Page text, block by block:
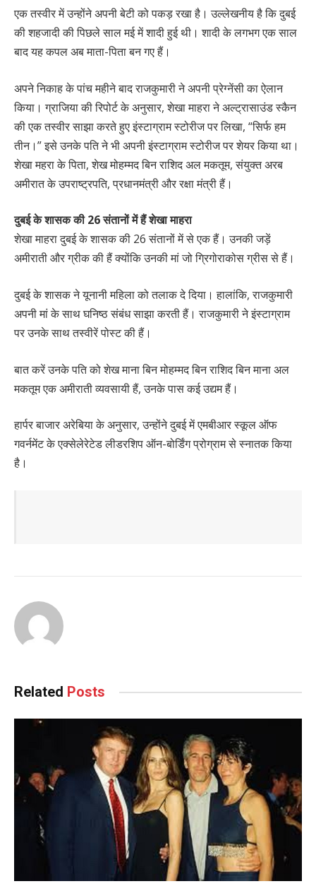
एक तस्वीर में उन्होंने अपनी बेटी को पकड़ रखा है। उल्लेखनीय है कि दुबई
की शहजादी की पिछले साल मई में शादी हुई थी। शादी के लगभग एक साल
बाद यह कपल अब माता-पिता बन गए हैं।
अपने निकाह के पांच महीने बाद राजकुमारी ने अपनी प्रेग्नेंसी का ऐलान
किया। ग्राजिया की रिपोर्ट के अनुसार, शेखा माहरा ने अल्ट्रासाउंड स्कैन
की एक तस्वीर साझा करते हुए इंस्टाग्राम स्टोरीज पर लिखा, “सिर्फ हम
तीन।” इसे उनके पति ने भी अपनी इंस्टाग्राम स्टोरीज पर शेयर किया था।
शेखा महरा के पिता, शेख मोहम्मद बिन राशिद अल मकतूम, संयुक्त अरब
अमीरात के उपराष्ट्रपति, प्रधानमंत्री और रक्षा मंत्री हैं।
दुबई के शासक की 26 संतानों में हैं शेखा माहरा
शेखा माहरा दुबई के शासक की 26 संतानों में से एक हैं। उनकी जड़ें
अमीराती और ग्रीक की हैं क्योंकि उनकी मां जो ग्रिगोराकोस ग्रीस से हैं।
दुबई के शासक ने यूनानी महिला को तलाक दे दिया। हालांकि, राजकुमारी
अपनी मां के साथ घनिष्ठ संबंध साझा करती हैं। राजकुमारी ने इंस्टाग्राम
पर उनके साथ तस्वीरें पोस्ट की हैं।
बात करें उनके पति को शेख माना बिन मोहम्मद बिन राशिद बिन माना अल
मकतूम एक अमीराती व्यवसायी हैं, उनके पास कई उद्यम हैं।
हार्पर बाजार अरेबिया के अनुसार, उन्होंने दुबई में एमबीआर स्कूल ऑफ
गवर्नमेंट के एक्सेलेरेटेड लीडरशिप ऑन-बोर्डिंग प्रोग्राम से स्नातक किया
है।
Related Posts